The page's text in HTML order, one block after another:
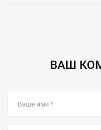
ВАШ
имя